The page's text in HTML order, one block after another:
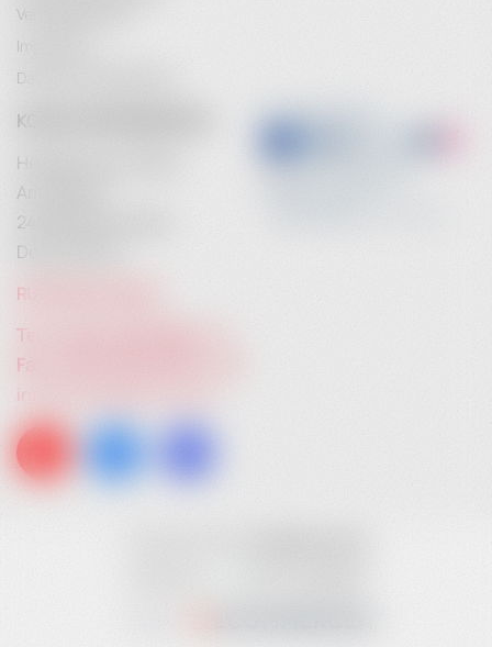
Vertragsschluss
Impressum
Datenschutzerklärung
KONTAKTINFORMATION
Heidebrenner GmbH
Am Anger 9
24539 Neumünster
Deutschland
RUFEN SIE UNS AN:
Tel. +49 (0) 4321 783 74 - 0
Fax: +49 (0) 4321 783 74 - 22
info[at]heidebrenner.de